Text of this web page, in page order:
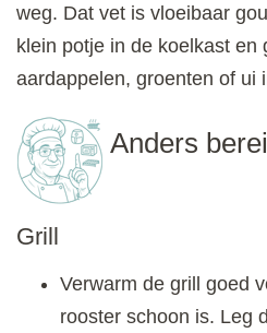
weg. Dat vet is vloeibaar
klein potje in de koelkast en
aardappelen, groenten of ui
Anders
Grill
Verwarm de grill goed
rooster schoon is. Leg